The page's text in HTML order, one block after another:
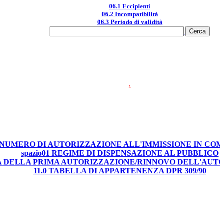
06.1 Eccipienti
06.2 Incompatibilità
06.3 Periodo di validità
.
NUMERO DI AUTORIZZAZIONE ALL'IMMISSIONE IN
spazio01 REGIME DI DISPENSAZIONE AL PUBBLICO
DELLA PRIMA AUTORIZZAZIONE/RINNOVO
11.0 TABELLA DI APPARTENENZA DPR 309/90